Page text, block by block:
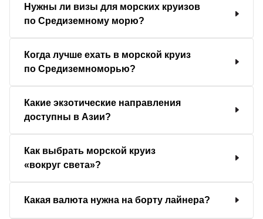
Нужны ли визы для морских круизов
по Средиземному морю?
Когда лучше ехать в морской круиз
по Средиземноморью?
Какие экзотические направления
доступны в Азии?
Как выбрать морской круиз
«вокруг света»?
Какая валюта нужна на борту лайнера?